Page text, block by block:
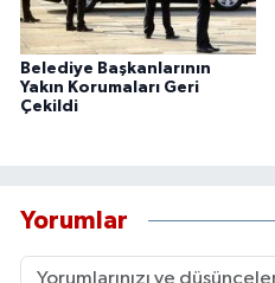
Belediye Başkanlarının
Yakın Korumaları Geri
Çekildi
Yorumlar